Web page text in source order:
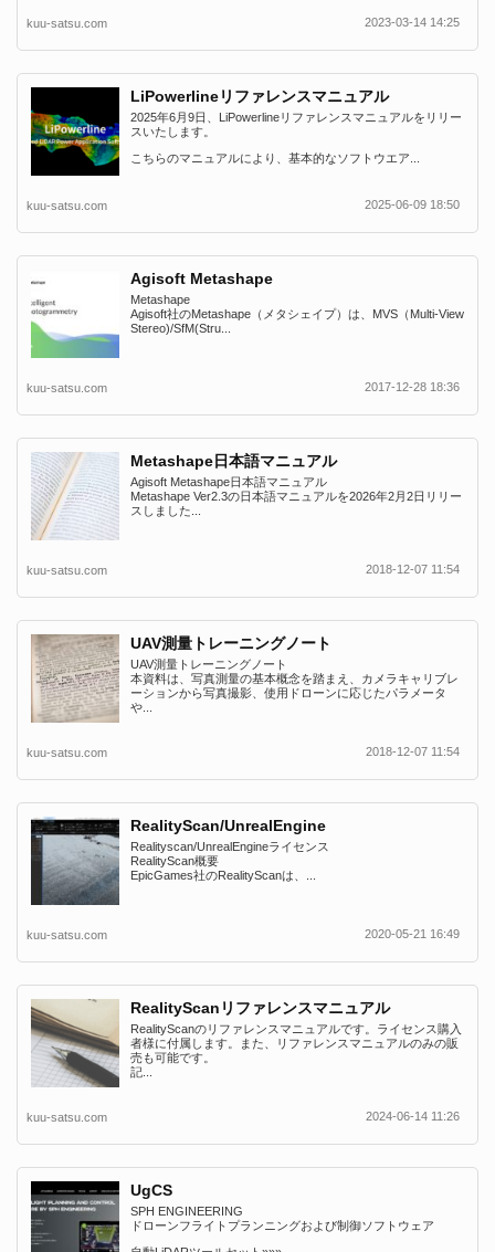
kuu-satsu.com 2023-03-14 14:25
LiPowerlineリファレンスマニュアル
2025年6月9日、LiPowerlineリファレンスマニュアルをリリー
スいたします。
こちらのマニュアルにより、基本的なソフトウエア...
kuu-satsu.com 2025-06-09 18:50
Agisoft Metashape
Metashape
Agisoft社のMetashape（メタシェイプ）は、MVS（Multi-View
Stereo)/SfM(Stru...
kuu-satsu.com 2017-12-28 18:36
Metashape日本語マニュアル
Agisoft Metashape日本語マニュアル
Metashape Ver2.3の日本語マニュアルを2026年2月2日リリー
スしました...
kuu-satsu.com 2018-12-07 11:54
UAV測量トレーニングノート
UAV測量トレーニングノート
本資料は、写真測量の基本概念を踏まえ、カメラキャリブレ
ーションから写真撮影、使用ドローンに応じたパラメータ
や...
kuu-satsu.com 2018-12-07 11:54
RealityScan/UnrealEngine
Realityscan/UnrealEngineライセンス
RealityScan概要
EpicGames社のRealityScanは、...
kuu-satsu.com 2020-05-21 16:49
RealityScanリファレンスマニュアル
RealityScanのリファレンスマニュアルです。ライセンス購入
者様に付属します。また、リファレンスマニュアルのみの販
売も可能です。
記...
kuu-satsu.com 2024-06-14 11:26
UgCS
SPH ENGINEERING
ドローンフライトプランニングおよび制御ソフトウェア